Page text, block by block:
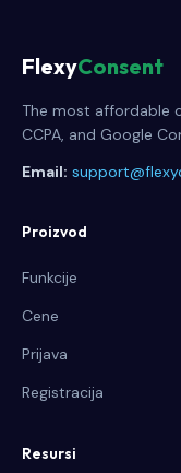
FlexyConsent
The most affordable
CCPA, and Google
Email:
Proizvod
Funkcije
Cene
Prijava
Registracija
Resursi